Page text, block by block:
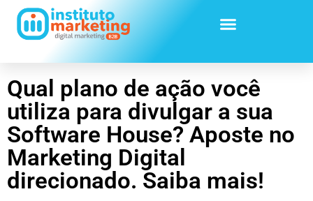
Qual plano de ação você
utiliza para divulgar a sua
Software House? Aposte no
Marketing Digital
direcionado. Saiba mais!